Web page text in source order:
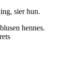
sier hun.
hennes.